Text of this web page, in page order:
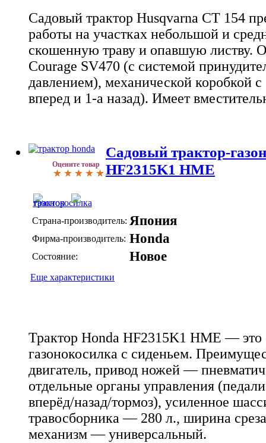
Садовый трактор Husqvarna CT 154
работы на участках небольшой и
скошенную траву и опавшую листву.
Courage SV470 (с системой
давлением), механической коробкой
вперед и 1-а назад). Имеет
Оцените товар
Садовый трактор-
HF2315K1 HME
Страна-производитель: Япония
Фирма-производитель: Honda
Состояние: Новое
Еще характеристики
Трактор Honda HF2315K1 HME — это
газонокосилка с сиденьем.
двигатель, привод ножей —
отдельные органы управления
вперёд/назад/тормоз), усиленное
травосборника — 280 л., ширина
механизм — универсальный.